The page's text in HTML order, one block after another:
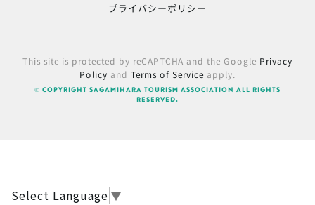
プライバシーポリシー
This site is protected by reCAPTCHA and the Google Privacy
Policy and Terms of Serviceapply.
© COPYRIGHT SAGAMIHARA TOURISM ASSOCIATION ALL RIGHTS
RESERVED.
Select Language▼